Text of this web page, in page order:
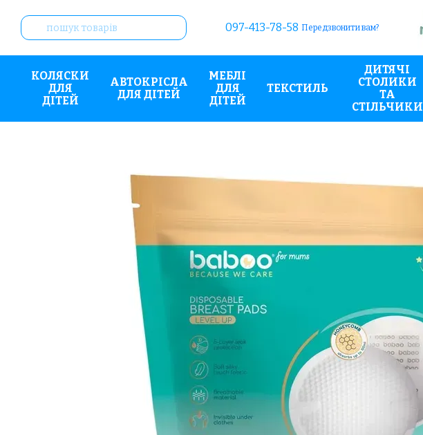
097-413-78-58 Передзвонити вам?
КОЛЯСКИ
ДЛЯ
ДІТЕЙ
АВТОКРІСЛА
ДЛЯ ДІТЕЙ
МЕБЛІ
ДЛЯ
ДІТЕЙ
ТЕКСТИЛЬ
ДИТЯЧІ
СТОЛИКИ
ТА
СТІЛЬЧИКИ